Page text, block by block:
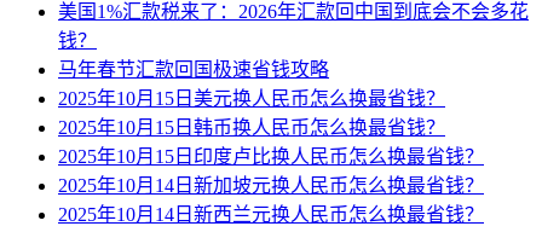
美国1%汇款税来了：2026年汇款回中国到底会不会多花
钱？
马年春节汇款回国极速省钱攻略
2025年10月15日美元换人民币怎么换最省钱？
2025年10月15日韩币换人民币怎么换最省钱？
2025年10月15日印度卢比换人民币怎么换最省钱？
2025年10月14日新加坡元换人民币怎么换最省钱？
2025年10月14日新西兰元换人民币怎么换最省钱？